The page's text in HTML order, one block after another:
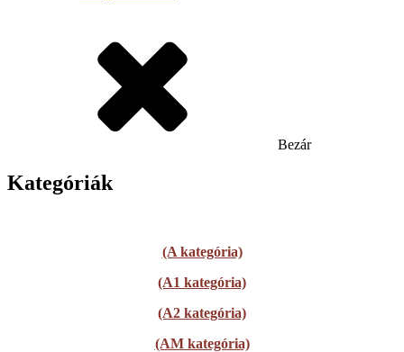
Bezár
Kategóriák
(A kategória)
(A1 kategória)
(A2 kategória)
(AM kategória)